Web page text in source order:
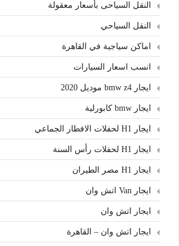
النقل السياحى بأسعار معقولة
النقل السياحي
اماكن سياجية في القاهرة
انسب اسعار السيارات
ايجار bmw z4 موديل 2020
ايجار bmw كابورلية
ايجار H1 لحفلات الافطار الجماعي
ايجار H1 لحفلات رأس السنة
ايجار H1 مصر الطيران
ايجار Van اتش وان
ايجار اتش وان
ايجار اتش وان – القاهرة